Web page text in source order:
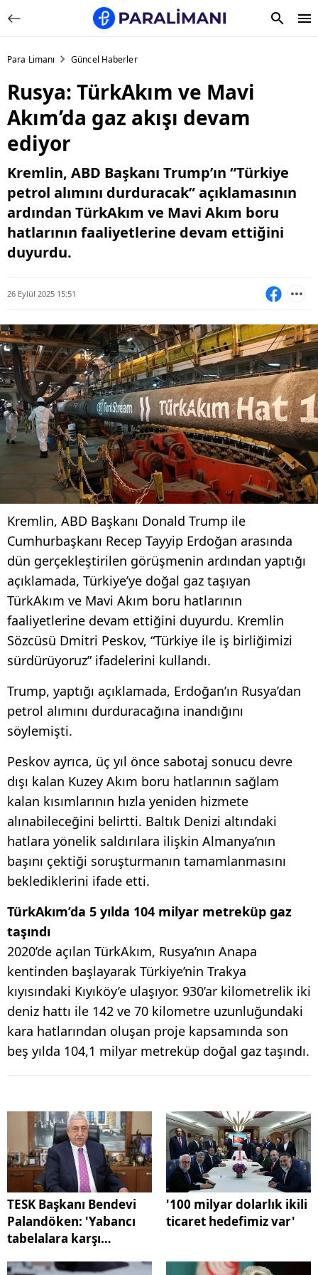
Para Limanı Güncel Haberler
Rusya: TürkAkım ve Mavi
Akım’da gaz akışı devam
ediyor
Kremlin, ABD Başkanı Trump’ın “Türkiye
petrol alımını durduracak” açıklamasının
ardından TürkAkım ve Mavi Akım boru
hatlarının faaliyetlerine devam ettiğini
duyurdu.
26 Eylül 2025 15:51
Kremlin, ABD Başkanı Donald Trump ile
Cumhurbaşkanı Recep Tayyip Erdoğan arasında
dün gerçekleştirilen görüşmenin ardından yaptığı
açıklamada, Türkiye’ye doğal gaz taşıyan
TürkAkım ve Mavi Akım boru hatlarının
faaliyetlerine devam ettiğini duyurdu. Kremlin
Sözcüsü Dmitri Peskov, “Türkiye ile iş birliğimizi
sürdürüyoruz” ifadelerini kullandı.
Trump, yaptığı açıklamada, Erdoğan’ın Rusya’dan
petrol alımını durduracağına inandığını
söylemişti.
Peskov ayrıca, üç yıl önce sabotaj sonucu devre
dışı kalan Kuzey Akım boru hatlarının sağlam
kalan kısımlarının hızla yeniden hizmete
alınabileceğini belirtti. Baltık Denizi altındaki
hatlara yönelik saldırılara ilişkin Almanya’nın
başını çektiği soruşturmanın tamamlanmasını
beklediklerini ifade etti.
TürkAkım’da 5 yılda 104 milyar metreküp gaz
taşındı
2020’de açılan TürkAkım, Rusya’nın Anapa
kentinden başlayarak Türkiye’nin Trakya
kıyısındaki Kıyıköy’e ulaşıyor. 930’ar kilometrelik iki
deniz hattı ile 142 ve 70 kilometre uzunluğundaki
kara hatlarından oluşan proje kapsamında son
beş yılda 104,1 milyar metreküp doğal gaz taşındı.
TESK Başkanı Bendevi
Palandöken: 'Yabancı
tabelalara karşı
'100 milyar dolarlık ikili
ticaret hedefimiz var'